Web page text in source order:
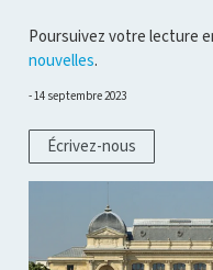
Poursuivez votre lecture
nouvelles.
14 septembre 2023
Écrivez-nous